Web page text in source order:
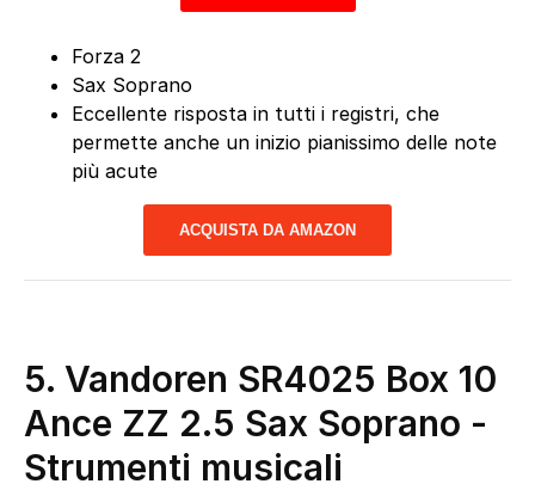
Forza 2
Sax Soprano
Eccellente risposta in tutti i registri, che
permette anche un inizio pianissimo delle note
più acute
ACQUISTA DA AMAZON
5. Vandoren SR4025 Box 10
Ance ZZ 2.5 Sax Soprano -
Strumenti musicali